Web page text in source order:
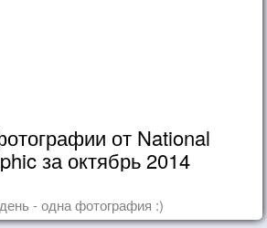
от National
за октябрь 2014
- одна фотография :)